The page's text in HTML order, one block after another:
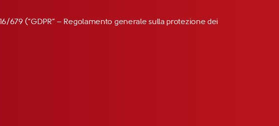
679 (“GDPR” – Regolamento generale sulla protezione dei